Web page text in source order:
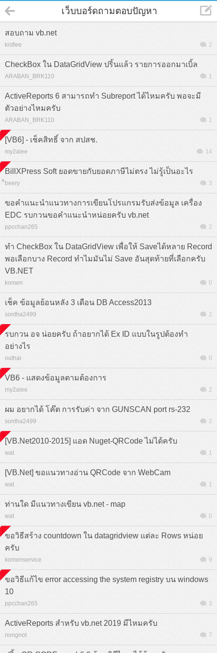
เว็บบอร์ดถามตอบปัญหา
สอบถาม vb.net
kisflee 2
CheckBox ใน DataGridView ปริ้นแล้ว รายการออกมาเบิ้ล
ARABAN_BRK110 1
ActiveReports 6 สามารถทำ Subreport ได้ไหมครับ พอจะมี
ตัวอย่างไหมครับ
ARABAN_BRK110 1
[VB6] - เช็คสิทธิ์ จาก สปสช.
my2alee 14
BillXPress Soft ยอดขายกับยอดภาษีไม่ตรง ไม่รู้เป็นอะไร
ิิbeery 3
ขอคำแนะนำแนวทางการเขียนโปรแกรมรับส่งข้อมูล เครื่อง
EDC รบกวนขอคำแนะนำหน่อยครับ vb.net
ppcchan265 2
ทำ CheckBox ใน DataGridView เพื่อให้ Saveได้หลาย Record
พอเลือกบาง Record ทำไมมันไม่ Save อันสุดท้ายที่เลือกครับ
VB.NET
komen 0
เช็ค ข้อมูลย้อนหลัง 3 เดือน DB Access2013
sontha2499 2
รบกวน อจ น่อยครับ ถ้าอยากได้ Ex ID แบบในรูปต้องทำ
อย่างไร
outhai 0
VB6 - แสดงข้อมูลตามต้องการ
my2alee 2
ผม อยากได้ โค๊ต การรับค่า จาก GUNSCAN port rs-232
sontha2499 2
[VB.Net2010-2015] แอด Nuget-QRCode ไม่ได้ครับ
wat 1
[VB.Net] ขอแนวทางอ่าน QRCode จาก WebCam
wat 1
ท่านใด มีแนวทางเขียน vb.net - map
wat 0
ขอวิธีสร้าง countdown ใน datagridview แต่ละ Rows หน่อย
ครับ
komenservice 9
ขอวิธีแก้ไข error accessing the system registry บน windows
10
ppcchan265 3
ActiveReports สำหรับ vb.net 2019 มีไหมครับ
nongnot 7